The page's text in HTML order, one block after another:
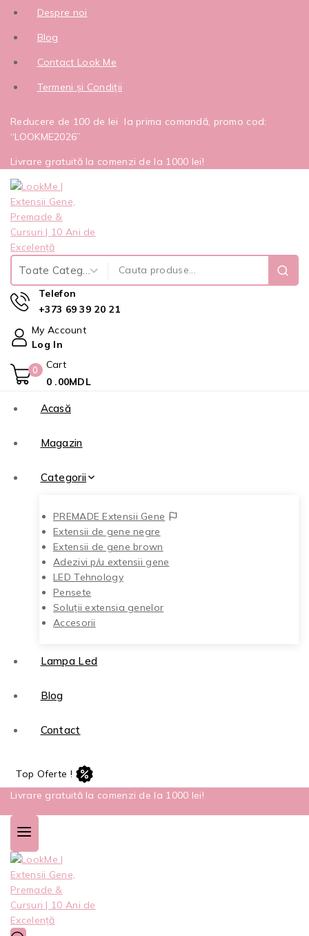
Despre noi
Blog
Contact Look Me
Termeni și Condiții
Reducere de 100 de lei la prima comandă, promo cod:
“LOOKME2026”
Livrare gratuită la comenzi de la 1000 lei!
Telefon
+373 69 39 20 21
My Account
Log In
0
Cart
0 .00MDL
Acasă
Magazin
Categorii
PREMADE Extensii Gene
Extensii de gene negre
Extensii de gene brown
Adezivi p/u extensii gene
LED Tehnology
Pensete
Soluții extensia genelor
Accesorii
Lampa Led
Blog
Contact
Top Oferte !
Livrare gratuită la comenzi de la 1000 lei!